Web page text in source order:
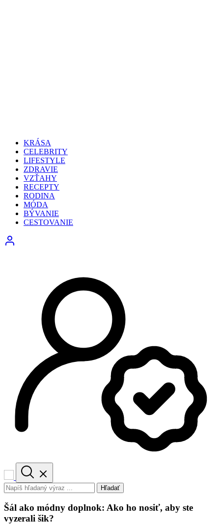
KRÁSA
CELEBRITY
LIFESTYLE
ZDRAVIE
VZŤAHY
RECEPTY
RODINA
MÓDA
BÝVANIE
CESTOVANIE
Hľadať
Šál ako módny doplnok: Ako ho nosiť, aby ste
vyzerali šik?